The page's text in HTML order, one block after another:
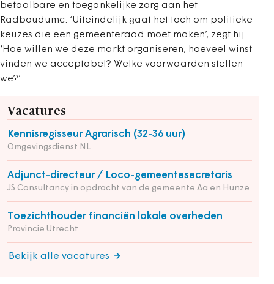
betaalbare en toegankelijke zorg aan het
Radboudumc. ‘Uiteindelijk gaat het toch om politieke
keuzes die een gemeenteraad moet maken’, zegt hij.
‘Hoe willen we deze markt organiseren, hoeveel winst
vinden we acceptabel? Welke voorwaarden stellen
we?’
Vacatures
Kennisregisseur Agrarisch (32-36 uur)
Omgevingsdienst NL
Adjunct-directeur / Loco-gemeentesecretaris
JS Consultancy in opdracht van de gemeente Aa en Hunze
Toezichthouder financiën lokale overheden
Provincie Utrecht
Bekijk alle vacatures